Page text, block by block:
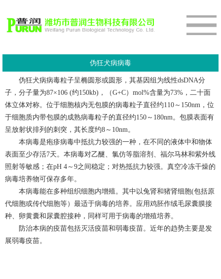
伪狂犬病病毒
伪狂犬病病毒粒子呈椭圆形或圆形，其基因组为线性dsDNA分
子，分子量为87×106 (约150kb)，（G+C）mol%含量为73%，二十面
体立体对称。位于细胞核内无包膜的病毒粒子直径约110～150nm，位
于细胞质内带包膜的成熟病毒粒子的直径约150～180nm。包膜表面有
呈放射状排列的刺突，其长度约8～10nm。
本病毒是疱疹病毒中抵抗力较强的一种，在不同的液体中和物体
表面至少存活7天。本病毒对乙醚、氯仿等脂溶剂、福尔马林和紫外线
照射等敏感；在pH 4～9之间稳定；对热抵抗力较强。真空冷冻干燥的
病毒培养物可保存多年。
本病毒能在多种组织细胞内增殖。其中以兔肾和猪肾细胞(包括原
代细胞或传代细胞等）最适于病毒的培养。应用鸡胚作绒毛尿囊膜接
种、卵黄囊和尿囊腔接种，同样可用于病毒的增殖培养。
防治本病的疫苗包括灭活疫苗和弱毒疫苗。近年的趋势主要是发
展弱毒疫苗。